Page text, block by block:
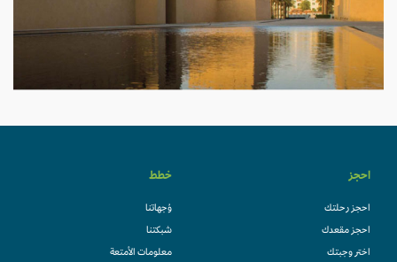
احجز
احجز رحلتك
احجز مقعدك
اختر وجبتك
خطط
وُجهاتنا
شبكتنا
معلومات الأمتعة